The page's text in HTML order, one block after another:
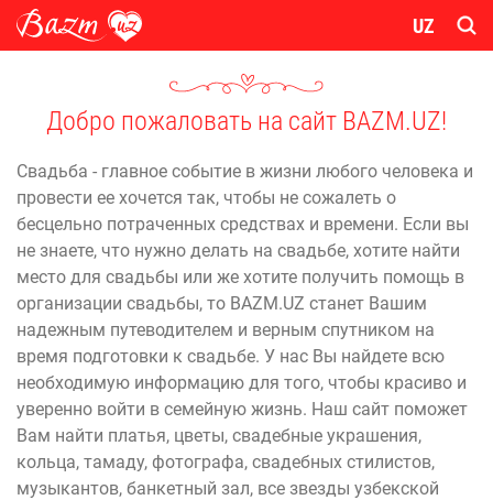
UZ
Добро пожаловать на сайт BAZM.UZ!
Свадьба - главное событие в жизни любого человека и
провести ее хочется так, чтобы не сожалеть о
бесцельно потраченных средствах и времени. Если вы
не знаете, что нужно делать на свадьбе, хотите найти
место для свадьбы или же хотите получить помощь в
организации свадьбы, то BAZM.UZ станет Вашим
надежным путеводителем и верным спутником на
время подготовки к свадьбе. У нас Вы найдете всю
необходимую информацию для того, чтобы красиво и
уверенно войти в семейную жизнь. Наш сайт поможет
Вам найти платья, цветы, свадебные украшения,
кольца, тамаду, фотографа, свадебных стилистов,
музыкантов, банкетный зал, все звезды узбекской